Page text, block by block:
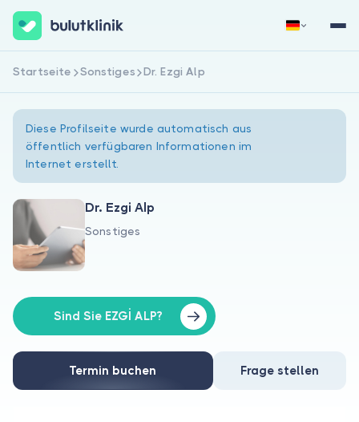
Über uns
Für Patienten
Für Ärzte
Jetzt registrieren
Startseite Sonstiges Dr. Ezgi Alp
Diese Profilseite wurde automatisch aus
öffentlich verfügbaren Informationen im
Internet erstellt.
Dr. Ezgi Alp
Sonstiges
Sind Sie EZGİ ALP?
Termin buchen Frage stellen